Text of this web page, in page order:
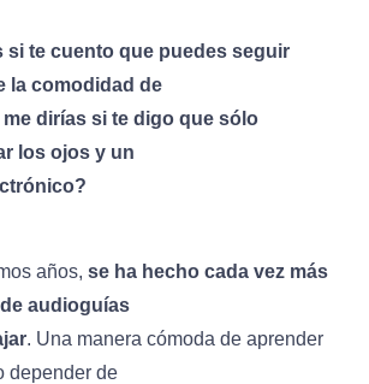
si te cuento que puedes seguir
la comodidad de
dirías si te digo que sólo
los ojos y un
años, se ha hecho cada vez más
audioguías
. Una manera cómoda de aprender
depender de